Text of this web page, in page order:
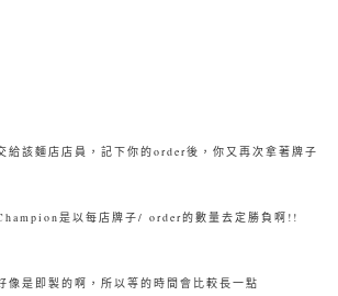
給該麵店店員，記下你的order後，你又再次拿著牌子
是以每店牌子/ order的數量去定勝負啊!!
像是即製的啊，所以等的時間會比較長一點